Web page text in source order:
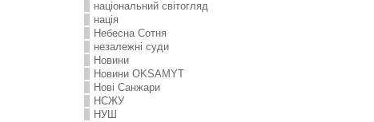
національний світогляд
нація
Небесна Сотня
незалежні суди
Новини
Новини OKSAMYT
Нові Санжари
НСЖУ
НУШ